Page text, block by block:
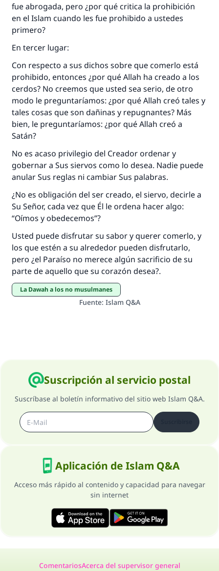
fue abrogada, pero ¿por qué critica la prohibición
en el Islam cuando les fue prohibido a ustedes
primero?
En tercer lugar:
Con respecto a sus dichos sobre que comerlo está
prohibido, entonces ¿por qué Allah ha creado a los
cerdos? No creemos que usted sea serio, de otro
modo le preguntaríamos: ¿por qué Allah creó tales y
tales cosas que son dañinas y repugnantes? Más
bien, le preguntaríamos: ¿por qué Allah creó a
Satán?
No es acaso privilegio del Creador ordenar y
gobernar a Sus siervos como lo desea. Nadie puede
anular Sus reglas ni cambiar Sus palabras.
¿No es obligación del ser creado, el siervo, decirle a
Su Señor, cada vez que Él le ordena hacer algo:
“Oímos y obedecemos”?
Usted puede disfrutar su sabor y querer comerlo, y
los que estén a su alrededor pueden disfrutarlo,
pero ¿el Paraíso no merece algún sacrificio de su
parte de aquello que su corazón desea?.
La Dawah a los no musulmanes
Fuente: Islam Q&A
Suscripción al servicio postal
Suscríbase al boletín informativo del sitio web Islam Q&A.
Aplicación de Islam Q&A
Acceso más rápido al contenido y capacidad para navegar
sin internet
ComentariosAcerca del supervisor general